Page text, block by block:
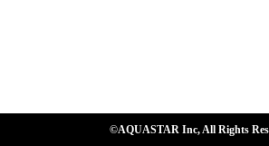
©AQUASTAR Inc, All Rights